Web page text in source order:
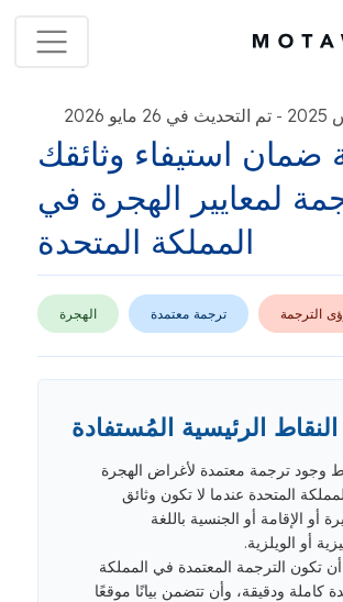
- تم التحديث في 26 مايو 2026
ضمان استيفاء وثائقك
لمعايير الهجرة في
المملكة المتحدة
الترجمة ترجمة معتمدة الهجرة
النقاط الرئيسية المُستفادة
وجود ترجمة معتمدة لأغراض الهجرة
المتحدة عندما لا تكون وثائق
أو الإقامة أو الجنسية باللغة
أو الويلزية.
تكون الترجمة المعتمدة في المملكة
كاملة ودقيقة، وأن تتضمن بيانًا موقعًا